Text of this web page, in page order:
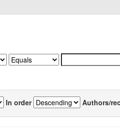
In order Authors/